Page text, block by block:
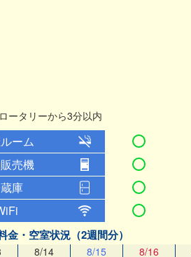
ータリーから3分以内
ーム
売機
庫
金・空室状況（2週間分）
8/14 8/15 8/16